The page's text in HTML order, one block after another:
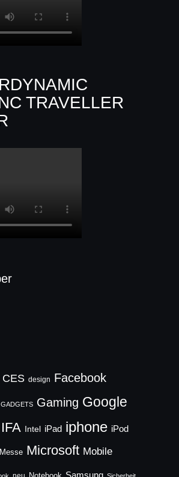
TRAVELLER
CES design Facebook
GADGETS Gaming Google
IFA Intel iPad iphone iPod
Messe Microsoft Mobile